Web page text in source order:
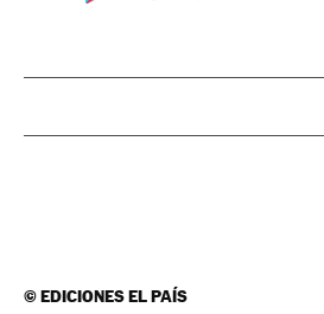
©EDICIONES EL PAÍS